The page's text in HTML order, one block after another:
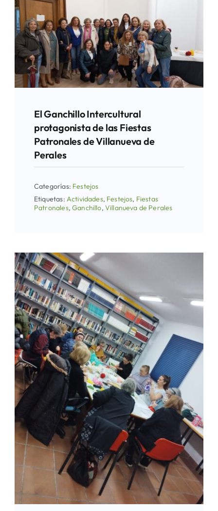
El Ganchillo Intercultural
protagonista de las Fiestas
Patronales de Villanueva de
Perales
Categorías: Festejos
Etiquetas: Actividades, Festejos, Fiestas
Patronales,Ganchillo, Villanueva de Perales